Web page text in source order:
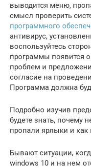
выводится меню,
смысл проверить
программного
антивирус,
воспользуйтесь
программы появится
проблем и
согласие на
Программа должна
Подробно изучив
будете знать, почему
пропали ярлыки и как
Бывают ситуации,
windows 10 и на нем